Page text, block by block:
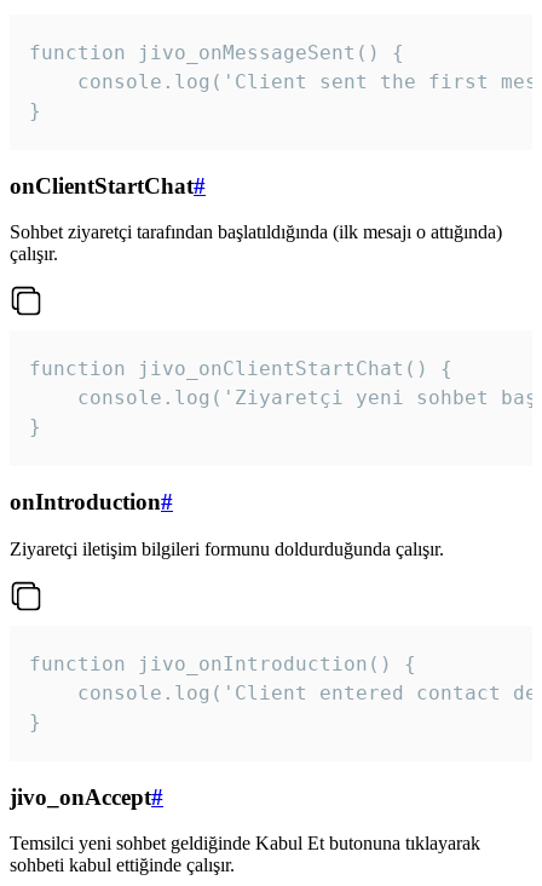
function jivo_onMessageSent() {
console.log('Client sent the first
}
onClientStartChat#
Sohbet ziyaretçi tarafından başlatıldığında (ilk mesajı o attığında)
çalışır.
function jivo_onClientStartChat() {
console.log('Ziyaretçi yeni sohbet
}
onIntroduction#
Ziyaretçi iletişim bilgileri formunu doldurduğunda çalışır.
function jivo_onIntroduction() {
console.log('Client entered contact
}
jivo_onAccept#
Temsilci yeni sohbet geldiğinde Kabul Et butonuna tıklayarak
sohbeti kabul ettiğinde çalışır.